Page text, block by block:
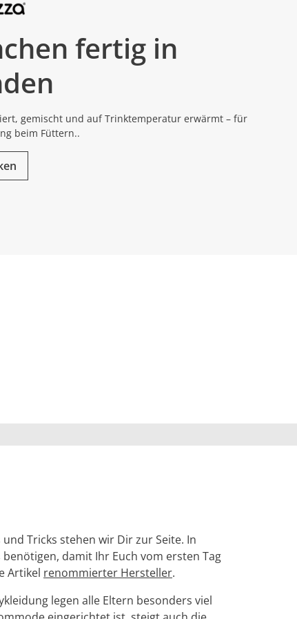
fertig in
gemischt und auf Trinktemperatur erwärmt – für
beim Füttern..
Tricks stehen wir Dir zur Seite. In
damit Ihr Euch vom ersten Tag
Artikel renommierter Hersteller.
legen alle Eltern besonders viel